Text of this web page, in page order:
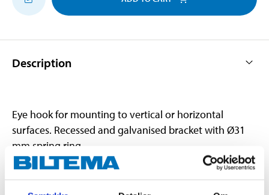
Description
Eye hook for mounting to vertical or horizontal
surfaces. Recessed and galvanised bracket with Ø31
mm spring ring.